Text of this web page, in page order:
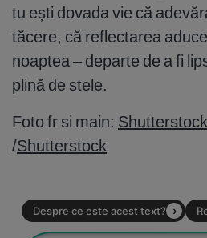
tu ești dovada vie că
tăcere, că reflectarea
noaptea – departe de a fi
plină de stele.
Foto fr si main:
/Shutterstock